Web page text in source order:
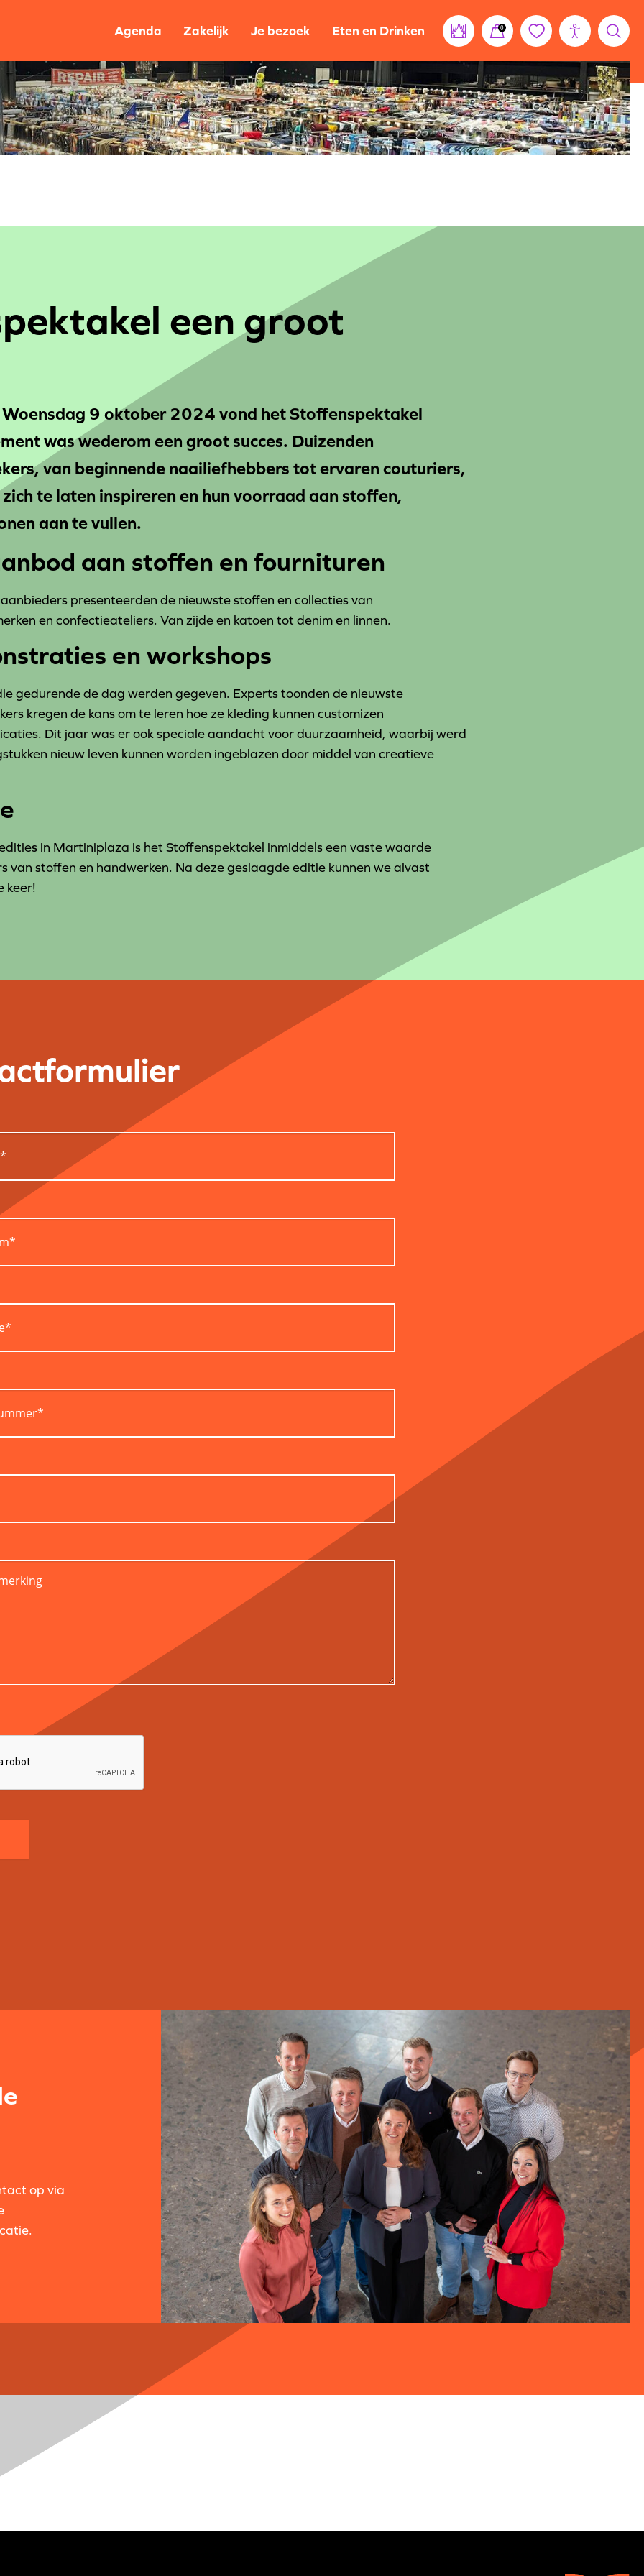
Agenda Zakelijk Je bezoek Eten en Drinken 0
een groot
Woensdag 9 oktober 2024 vond het Stoffenspektakel
was wederom een groot succes. Duizenden
van beginnende naailiefhebbers tot ervaren couturiers,
te laten inspireren en hun voorraad aan stoffen,
aan te vullen.
aan stoffen en fournituren
presenteerden de nieuwste stoffen en collecties van
en confectieateliers. Van zijde en katoen tot denim en linnen.
en workshops
gedurende de dag werden gegeven. Experts toonden de nieuwste
kregen de kans om te leren hoe ze kleding kunnen customizen
Dit jaar was er ook speciale aandacht voor duurzaamheid, waarbij werd
nieuw leven kunnen worden ingeblazen door middel van creatieve
in Martiniplaza is het Stoffenspektakel inmiddels een vaste waarde
van stoffen en handwerken. Na deze geslaagde editie kunnen we alvast
keer!
op via